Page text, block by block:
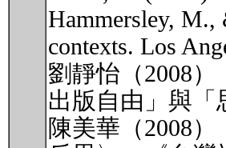
Hammersley, M.,
contexts. Los
劉靜怡（2008
出版自由」與「
陳美華（2008